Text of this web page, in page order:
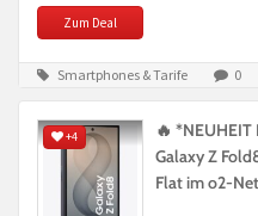
Zum Deal
Smartphones & Tarife 0
+4
🔥 *NEUHEIT
Galaxy Z
Flat im o2-